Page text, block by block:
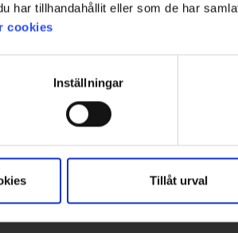
har tillhandahållit eller som de har
cookies
Inställningar
Tillåt urval
sehr beliebt, weil sie rutschfest sind.
40-41, deshalb habe ich je ein Paar